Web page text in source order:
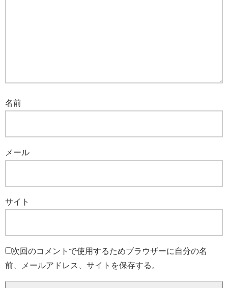
名前
メール
サイト
次回のコメントで使用するためブラウザーに自分の名
前、メールアドレス、サイトを保存する。